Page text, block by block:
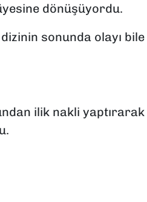
dönüşüyordu.
sonunda olayı bile
ilik nakli